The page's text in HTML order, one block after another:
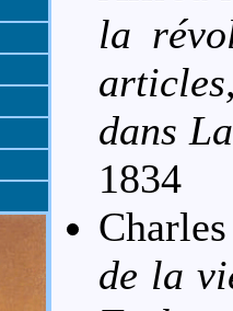
la
dans
1834
de la